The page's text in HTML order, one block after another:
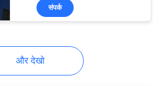
संपर्क
और देखो